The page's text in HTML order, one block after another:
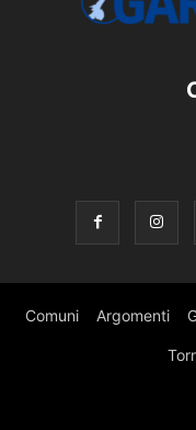
Comuni Argomenti